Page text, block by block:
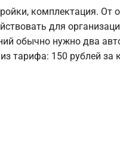
комплектация. От
для
обычно нужно два
тарифа: 150 рублей за